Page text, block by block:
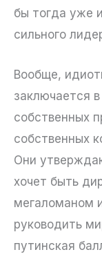
бы тогда уже
сильного
Вообще,
заключается
собственных
собственных
Они
хочет быть
мегаломаном
руководить
путинская